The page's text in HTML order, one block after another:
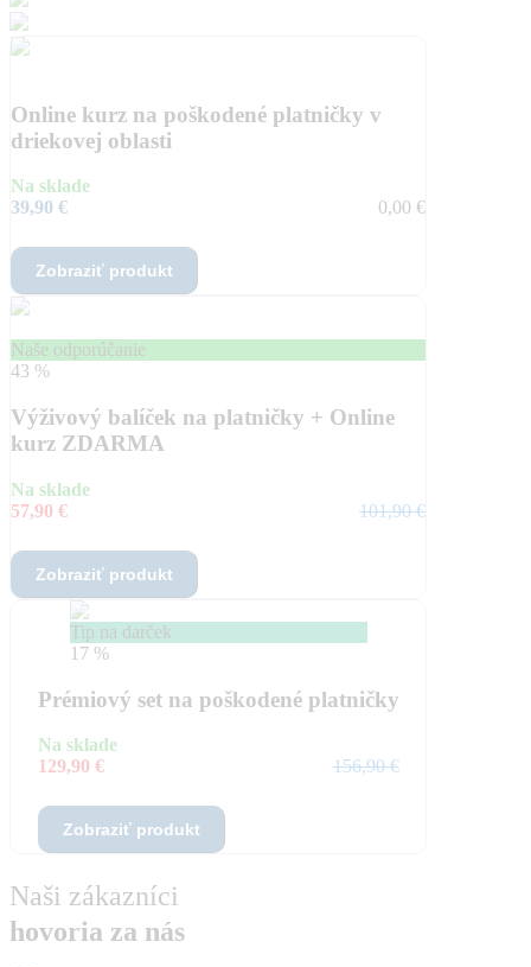
Online kurz na poškodené platničky v
driekovej oblasti
Na sklade
39,90 €
0,00 €
Zobraziť produkt
Naše odporúčanie
43 %
Výživový balíček na platničky + Online
kurz ZDARMA
Na sklade
57,90 €
101,90 €
Zobraziť produkt
Tip na darček
17 %
Prémiový set na poškodené platničky
Na sklade
129,90 €
156,90 €
Zobraziť produkt
Naši zákazníci
hovoria za nás